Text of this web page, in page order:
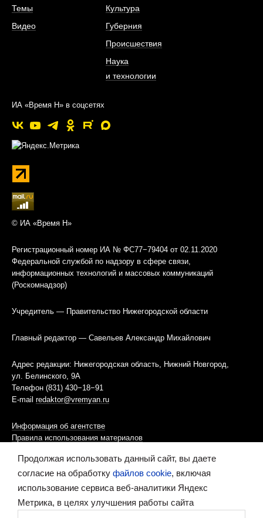
Темы
Видео
Культура
Губерния
Происшествия
Наука
и технологии
ИА «Время Н» в соцсетях
© ИА «Время Н»
Регистрационный номер ИА № ФС77−79404 от 02.11.2020
Федеральной службой по надзору в сфере связи,
информационных технологий и массовых коммуникаций
(Роскомнадзор)
Учредитель — Правительство Нижегородской области
Главный редактор — Савельев Александр Михайлович
Адрес редакции: Нижегородская область, Нижний Новгород,
ул. Белинского, 9А
Телефон (831) 430−18−91
E-mail redaktor@vremyan.ru
Информация об агентстве
Правила использования материалов
Информационная политика использования «cookies»-файлов
Ресурс содержит материалы 16+
Продолжая использовать данный сайт, вы даете
согласие на обработку файлов cookie, включая
использование сервиса веб-аналитики Яндекс
Метрика, в целях улучшения работы сайта